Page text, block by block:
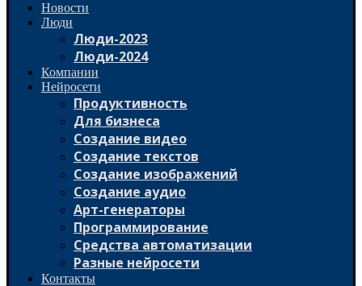
Новости
Люди
Люди-2023
Люди-2024
Компании
Нейросети
Продуктивность
Для бизнеса
Создание видео
Создание текстов
Создание изображений
Создание аудио
Арт-генераторы
Программирование
Средства автоматизации
Разные нейросети
Контакты